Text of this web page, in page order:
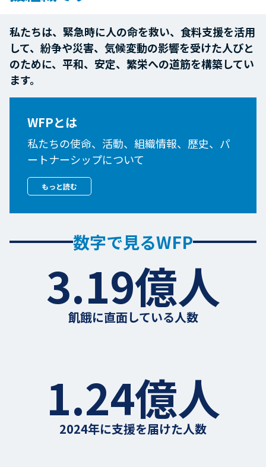
私たちは、緊急時に人の命を救い、食料支援を活用
して、紛争や災害、気候変動の影響を受けた人びと
のために、平和、安定、繁栄への道筋を構築してい
ます。
WFPとは
私たちの使命、活動、組織情報、歴史、パ
ートナーシップについて
もっと読む
数字で見るWFP
3.19億人
飢餓に直面している人数
1.24億人
2024年に支援を届けた人数